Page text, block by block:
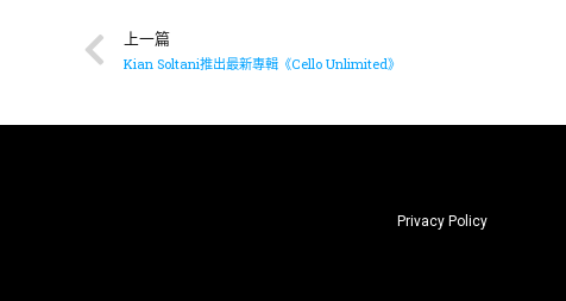
上一篇
Kian Soltani推出最新專輯《Cello Unlimited》
Privacy Policy